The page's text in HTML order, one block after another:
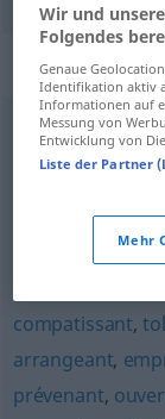
intentionné,
compatissant,
arrangeant,
prévenant,
Wir und
Folgendes
Genaue
Identifikation aktiv
Informationen auf
Messung von
Entwicklung von
Liste der Partner
Mehr